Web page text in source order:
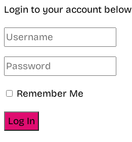
Login to your account below
Remember Me